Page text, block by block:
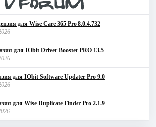
для Wise Care 365 Pro 8.0.4.732
для IObit Driver Booster PRO 13.5
для IObit Software Updater Pro 9.0
для Wise Duplicate Finder Pro 2.1.9